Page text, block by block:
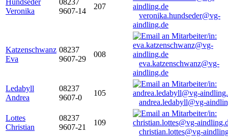
Hundseder
Veronika
08237
9607-14
207
veronika.hundseder@vg-
aindling.de
Katzenschwanz
Eva
08237
9607-29
008
eva.katzenschwanz@vg-
aindling.de
Ledabyll
Andrea
08237
9607-0
105
andrea.ledabyll@vg-
Lottes
Christian
08237
9607-21
109
christian.lottes@vg-